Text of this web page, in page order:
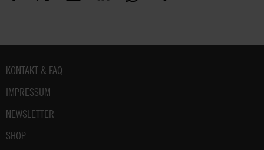
Fußbereich
KONTAKT & FAQ
IMPRESSUM
NEWSLETTER
SHOP